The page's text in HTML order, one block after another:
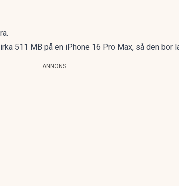
511 MB på en iPhone 16 Pro Max, så den bör
ANNONS